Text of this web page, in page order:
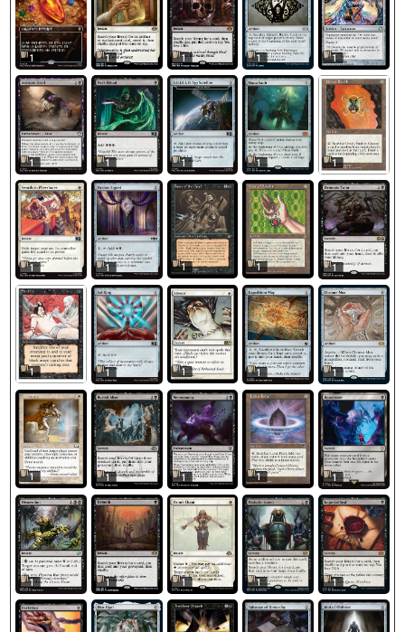
1 1 1 1 1
1 1 1 1 1
1 1 1 1 1
1 1 1 1 1
1 1 1 1 1
1 1 1 1 1